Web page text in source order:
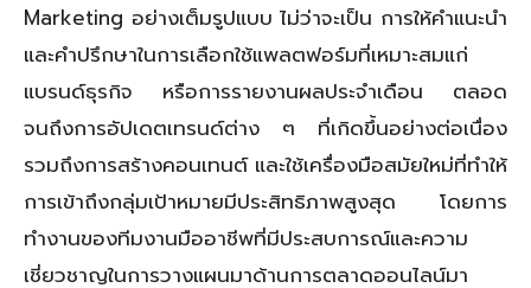
Marketing อย่างเต็มรูปแบบ ไม่ว่าจะเป็น การให้คำแนะนำ
และคำปรึกษาในการเลือกใช้แพลตฟอร์มที่เหมาะสมแก่
แบรนด์ธุรกิจ หรือการรายงานผลประจำเดือน ตลอด
จนถึงการอัปเดตเทรนด์ต่าง ๆ ที่เกิดขึ้นอย่างต่อเนื่อง
รวมถึงการสร้างคอนเทนต์ และใช้เครื่องมือสมัยใหม่ที่ทำให้
การเข้าถึงกลุ่มเป้าหมายมีประสิทธิภาพสูงสุด โดยการ
ทำงานของทีมงานมืออาชีพที่มีประสบการณ์และความ
เชี่ยวชาญในการวางแผนมาด้านการตลาดออนไลน์มา